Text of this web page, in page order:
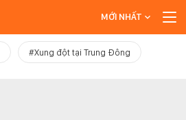
MỚI NHẤT
#Xung đột tại Trung Đông